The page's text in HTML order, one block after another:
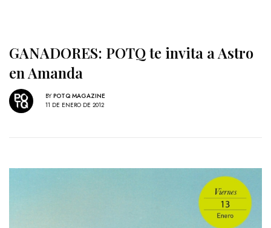
GANADORES: POTQ te invita a Astro
en Amanda
BY POTQ MAGAZINE
11 DE ENERO DE 2012